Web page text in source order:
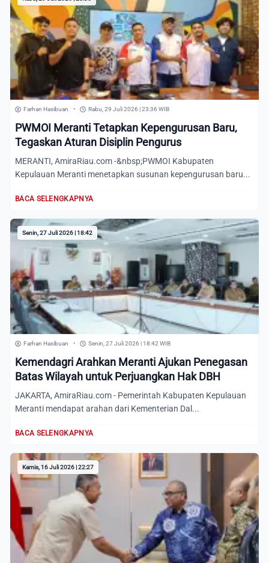
Farhan Hasibuan • Rabu, 29 Juli 2026 | 23:36 WIB
PWMOI Meranti Tetapkan Kepengurusan Baru,
Tegaskan Aturan Disiplin Pengurus
MERANTI, AmiraRiau.com -&nbsp;PWMOI Kabupaten
Kepulauan Meranti menetapkan susunan kepengurusan baru...
BACA SELENGKAPNYA
Senin, 27 Juli 2026 | 18:42
Farhan Hasibuan • Senin, 27 Juli 2026 | 18:42 WIB
Kemendagri Arahkan Meranti Ajukan Penegasan
Batas Wilayah untuk Perjuangkan Hak DBH
JAKARTA, AmiraRiau.com - Pemerintah Kabupaten Kepulauan
Meranti mendapat arahan dari Kementerian Dal...
BACA SELENGKAPNYA
Kamis, 16 Juli 2026 | 22:27